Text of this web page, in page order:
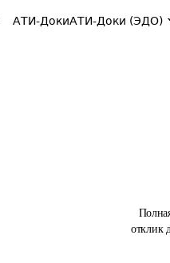
АТИ-ДокиАТИ-Доки (ЭДО)
отклик